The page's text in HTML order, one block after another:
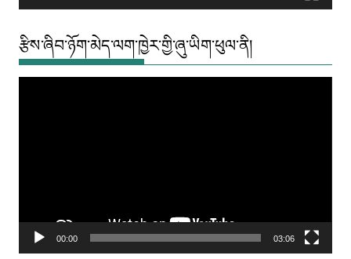
རྩིས་ཞིབ་ཉོག་མེད་ལག་ཁྱེར་གྱི་ཞུ་ཡིག་ཕུལ་ནི།
00:00 03:06